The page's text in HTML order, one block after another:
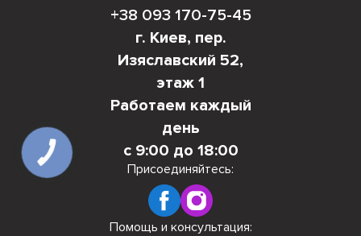
+38 093 170-75-45
г. Киев, пер.
Изяславский 52,
этаж 1
Работаем каждый
день
с 9:00 до 18:00
Присоединяйтесь:
Помощь и консультация:
КНОПКА
СВЯЗИ